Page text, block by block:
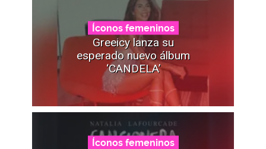
Íconos femeninos
Greeicy lanza su
esperado nuevo álbum
‘CANDELA’
Íconos femeninos